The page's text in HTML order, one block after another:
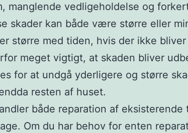
manglende vedligeholdelse og
skader kan både være større eller
større med tiden, hvis der ikke
meget vigtigt, at skaden bliver
for at undgå yderligere og større
resten af huset.
både reparation af eksisterende
Om du har behov for enten